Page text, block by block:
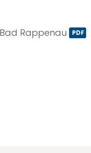
Rappenau